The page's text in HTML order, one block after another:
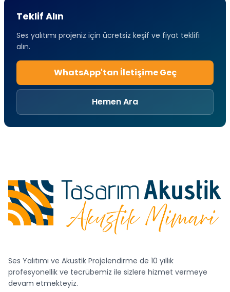
Teklif Alın
Ses yalıtımı projeniz için ücretsiz keşif ve fiyat teklifi
alın.
WhatsApp'tan İletişime Geç
Hemen Ara
Ses Yalıtımı ve Akustik Projelendirme de 10 yıllık
profesyonellik ve tecrübemiz ile sizlere hizmet vermeye
devam etmekteyiz.